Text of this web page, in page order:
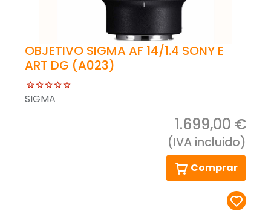
OBJETIVO SIGMA AF 14/1.4 SONY E
ART DG (A023)
SIGMA
1.699,00 €
(IVA incluido)
Comprar